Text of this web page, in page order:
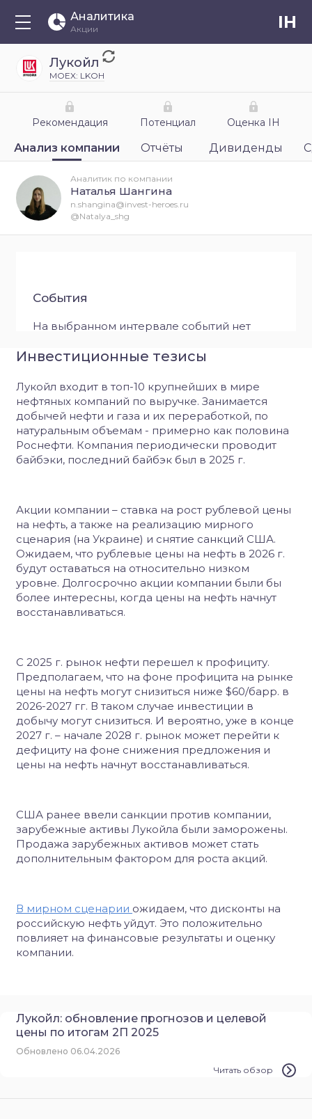
Аналитика
Акции IH
Лукойл
MOEX: LKOH
Рекомендация Потенциал Оценка IH
Анализ компании Отчёты Дивиденды
События
На выбранном интервале событий нет
Инвестиционные тезисы
Лукойл входит в топ-10 крупнейших в мире
нефтяных компаний по выручке. Занимается
добычей нефти и газа и их переработкой, по
натуральным объемам - примерно как половина
Роснефти. Компания периодически проводит
байбэки, последний байбэк был в 2025 г.
Акции компании – ставка на рост рублевой цены
на нефть, а также на реализацию мирного
сценария (на Украине) и снятие санкций США.
Ожидаем, что рублевые цены на нефть в 2026 г.
будут оставаться на относительно низком
уровне. Долгосрочно акции компании были бы
более интересны, когда цены на нефть начнут
восстанавливаться.
С 2025 г. рынок нефти перешел к профициту.
Предполагаем, что на фоне профицита на рынке
цены на нефть могут снизиться ниже $60/барр. в
2026-2027 гг. В таком случае инвестиции в
добычу могут снизиться. И вероятно, уже в конце
2027 г. – начале 2028 г. рынок может перейти к
дефициту на фоне снижения предложения и
цены на нефть начнут восстанавливаться.
США ранее ввели санкции против компании,
зарубежные активы Лукойла были заморожены.
Продажа зарубежных активов может стать
дополнительным фактором для роста акций.
В мирном сценарии ожидаем, что дисконты на
российскую нефть уйдут. Это положительно
повлияет на финансовые результаты и оценку
компании.
Лукойл: обновление прогнозов и целевой
цены по итогам 2П 2025
Обновлено 06.04.2026
Читать обзор
Аналитик по компании
Наталья Шангина
n.shangina@invest-heroes.ru
@Natalya_shg